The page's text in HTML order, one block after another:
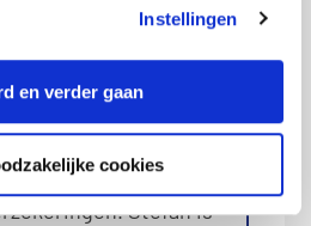
Instellingen
en verder gaan
cookies
Stefan de
en kennis dé expert
te maken als het gaat
Stefan is